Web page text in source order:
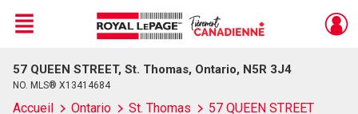
Live
En Direct
Menu
57 QUEEN STREET, St. Thomas, Ontario, N5R 3J4
NO. MLS® X13414684
Accueil Ontario St. Thomas 57 QUEEN STREET